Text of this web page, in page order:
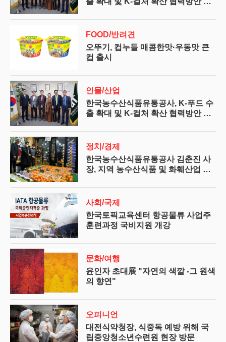
FOOD/반려견
오뚜기, 컵누들 매콤한맛·우동맛 큰
컵 출시
인물/산업
한국농수산식품유통공사, K-푸드 수
출 확대 및 K-컬처 확산 협력방안 논
정치/경제
한국농수산식품유통공사 김춘진 사
장, 지역 농수산식품 및 화훼산업 활
사회/국제
한국토픽교육센터 항공물류 사업주
훈련과정 국비지원 개강
문화/여행
윤인자 초대展 "자연의 색깔 -그 원색
의 향연"
오피니언
대전식약청장, 식중독 예방 위해 국
립중앙청소년수련원 현장 방문